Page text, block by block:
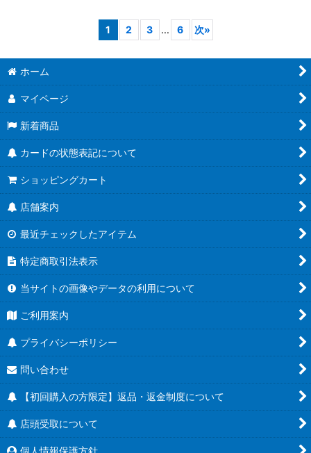
1 2 3 ... 6 次»
ホーム
マイページ
新着商品
カードの状態表記について
ショッピングカート
店舗案内
最近チェックしたアイテム
特定商取引法表示
当サイトの画像やデータの利用について
ご利用案内
プライバシーポリシー
問い合わせ
【初回購入の方限定】返品・返金制度について
店頭受取について
個人情報保護方針